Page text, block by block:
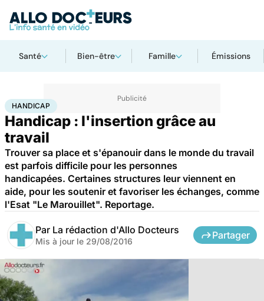
Santé Bien-être Famille Émissions
AccueilSanté Maladies
HANDICAP
Handicap : l'insertion grâce au
travail
Trouver sa place et s'épanouir dans le monde du travail
est parfois difficile pour les personnes
handicapées. Certaines structures leur viennent en
aide, pour les soutenir et favoriser les échanges, comme
l'Esat "Le Marouillet". Reportage.
Par La rédaction d'Allo Docteurs
Mis à jour le 29/08/2016
Partager